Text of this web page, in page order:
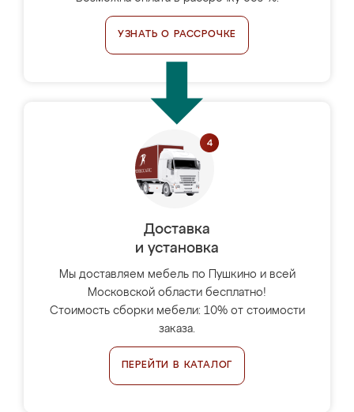
УЗНАТЬ О РАССРОЧКЕ
Доставка
и установка
Мы доставляем мебель по Пушкино и всей
Московской области бесплатно!
Стоимость сборки мебели: 10% от стоимости
заказа.
ПЕРЕЙТИ В КАТАЛОГ